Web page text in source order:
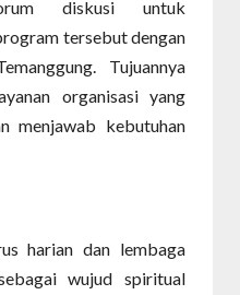
diskusi untuk
tersebut dengan
Tujuannya
organisasi yang
menjawab kebutuhan
harian dan lembaga
wujud spiritual